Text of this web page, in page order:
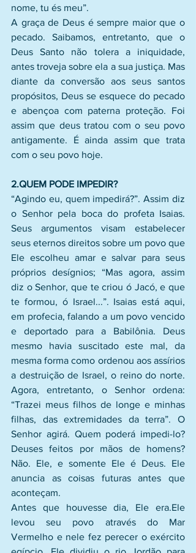
nome, tu és meu”.
A graça de Deus é sempre maior que o
pecado. Saibamos, entretanto, que o
Deus Santo não tolera a iniquidade,
antes troveja sobre ela a sua justiça. Mas
diante da conversão aos seus santos
propósitos, Deus se esquece do pecado
e abençoa com paterna proteção. Foi
assim que deus tratou com o seu povo
antigamente. É ainda assim que trata
com o seu povo hoje.
2.QUEM PODE IMPEDIR?
“Agindo eu, quem impedirá?”. Assim diz
o Senhor pela boca do profeta Isaias.
Seus argumentos visam estabelecer
seus eternos direitos sobre um povo que
Ele escolheu amar e salvar para seus
próprios desígnios; “Mas agora, assim
diz o Senhor, que te criou ó Jacó, e que
te formou, ó Israel...”. Isaias está aqui,
em profecia, falando a um povo vencido
e deportado para a Babilônia. Deus
mesmo havia suscitado este mal, da
mesma forma como ordenou aos assírios
a destruição de Israel, o reino do norte.
Agora, entretanto, o Senhor ordena:
“Trazei meus filhos de longe e minhas
filhas, das extremidades da terra”. O
Senhor agirá. Quem poderá impedi-lo?
Deuses feitos por mãos de homens?
Não. Ele, e somente Ele é Deus. Ele
anuncia as coisas futuras antes que
aconteçam.
Antes que houvesse dia, Ele era.Ele
levou seu povo através do Mar
Vermelho e nele fez perecer o exército